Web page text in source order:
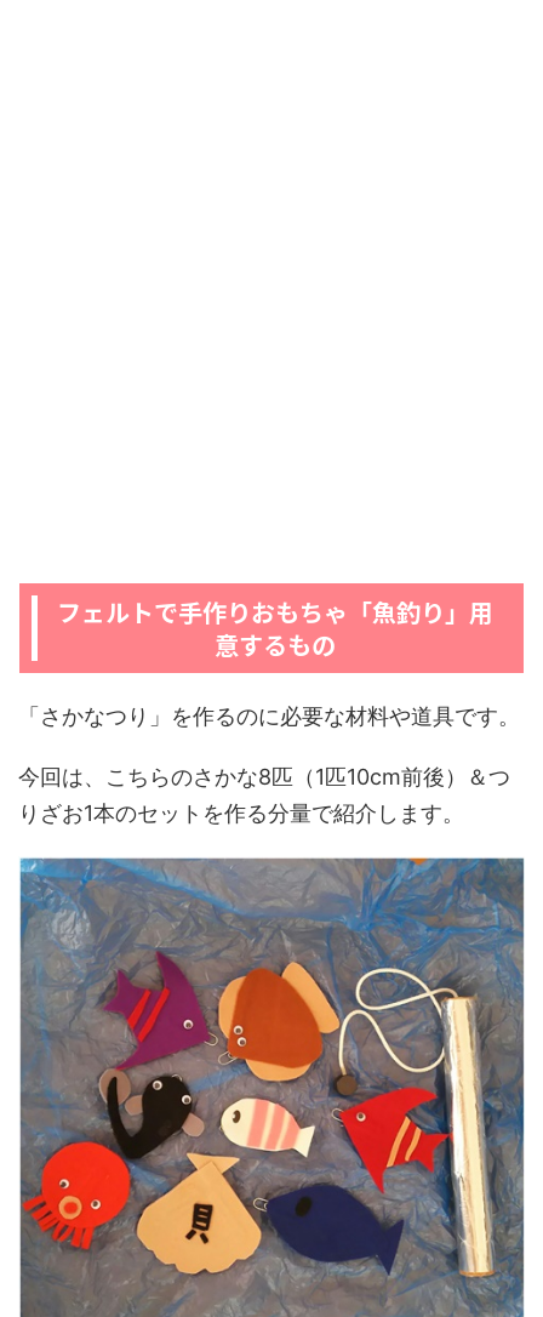
フェルトで手作りおもちゃ「魚釣り」用
意するもの
「さかなつり」を作るのに必要な材料や道具です。
今回は、こちらのさかな8匹（1匹10cm前後）＆つ
りざお1本のセットを作る分量で紹介します。